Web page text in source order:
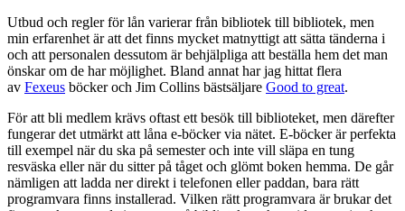
Utbud och regler för lån varierar från bibliotek till bibliotek, men
min erfarenhet är att det finns mycket matnyttigt att sätta tänderna i
och att personalen dessutom är behjälpliga att beställa hem det man
önskar om de har möjlighet. Bland annat har jag hittat flera
av Fexeus böcker och Jim Collins bästsäljare Good to great.
För att bli medlem krävs oftast ett besök till biblioteket, men därefter
fungerar det utmärkt att låna e-böcker via nätet. E-böcker är perfekta
till exempel när du ska på semester och inte vill släpa en tung
resväska eller när du sitter på tåget och glömt boken hemma. De går
nämligen att ladda ner direkt i telefonen eller paddan, bara rätt
programvara finns installerad. Vilken rätt programvara är brukar det